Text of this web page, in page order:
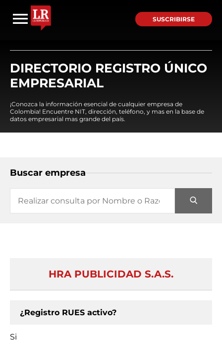
SUSCRIBIRSE
DIRECTORIO REGISTRO ÚNICO
EMPRESARIAL
¡Conozca la información esencial de cualquier empresa de
Colombia! Encuentre NIT, dirección, teléfono, y mas en la base de
datos empresarial mas grande del país.
Buscar empresa
HRA PUBLICIDAD S.A.S.
¿Registro RUES activo?
Si